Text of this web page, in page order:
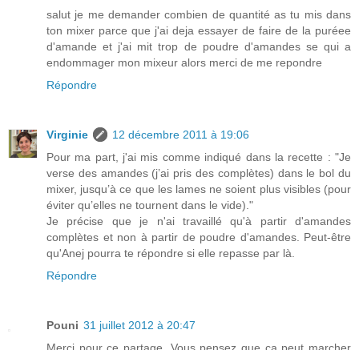
salut je me demander combien de quantité as tu mis dans
ton mixer parce que j'ai deja essayer de faire de la puréee
d'amande et j'ai mit trop de poudre d'amandes se qui a
endommager mon mixeur alors merci de me repondre
Répondre
Virginie
12 décembre 2011 à 19:06
Pour ma part, j'ai mis comme indiqué dans la recette : "Je
verse des amandes (j’ai pris des complètes) dans le bol du
mixer, jusqu’à ce que les lames ne soient plus visibles (pour
éviter qu’elles ne tournent dans le vide)."
Je précise que je n'ai travaillé qu'à partir d'amandes
complètes et non à partir de poudre d'amandes. Peut-être
qu'Anej pourra te répondre si elle repasse par là.
Répondre
Pouni 31 juillet 2012 à 20:47